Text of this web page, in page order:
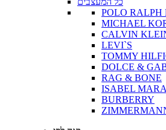
POLO RALPH
MICHAEL
CALVIN
LEVI`S
TOMMY
DOLCE &
RAG & BONE
ISABEL
BURBERRY